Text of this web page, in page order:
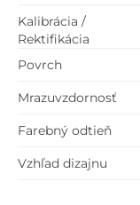
Kalibrácia /
Rektifikácia
Povrch
Mrazuvzdornosť
Farebný odtieň
Vzhľad dizajnu